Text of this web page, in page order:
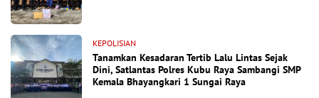
KEPOLISIAN
Tanamkan Kesadaran Tertib Lalu Lintas Sejak
Dini, Satlantas Polres Kubu Raya Sambangi SMP
Kemala Bhayangkari 1 Sungai Raya